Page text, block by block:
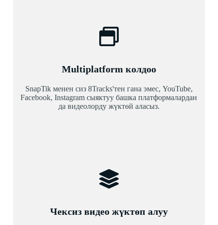
Multiplatform колдоо
SnapTik менен сиз 8Tracks'тен гана эмес, YouTube,
Facebook, Instagram сыяктуу башка платформалардан
да видеолорду жүктөй аласыз.
Чексиз видео жүктөп алуу